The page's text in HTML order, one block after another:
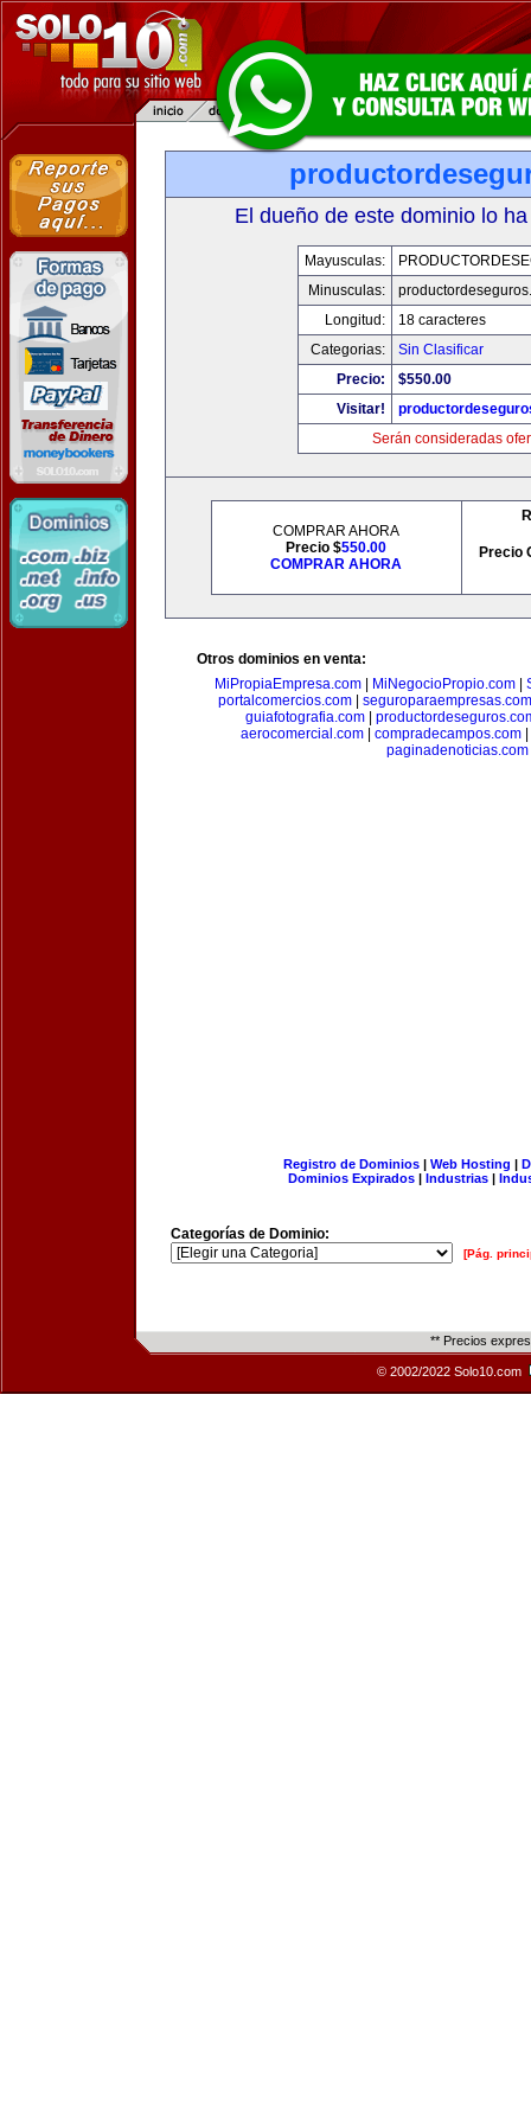
El dueño de este dominio lo
Mayusculas:
Minusculas:
Longitud:
18 caracteres
Categorias:
Sin Clasificar
Precio:
$550.00
Visitar!
Serán consideradas
COMPRAR AHORA
Precio $550.00
COMPRAR AHORA
Precio
Otros dominios en venta:
MiPropiaEmpresa.com
MiNegocioPropio.com
portalcomercios.com| seguroparaempresas.com
guiafotografia.com
aerocomercial.com| compradecampos.com|
paginadenoticias.com
Registro de Dominios| Web Hosting |
Dominios Expirados | Industrias |
Categorías de Dominio:
[Pág.
** Precios
© 2002/2022 Solo10.com